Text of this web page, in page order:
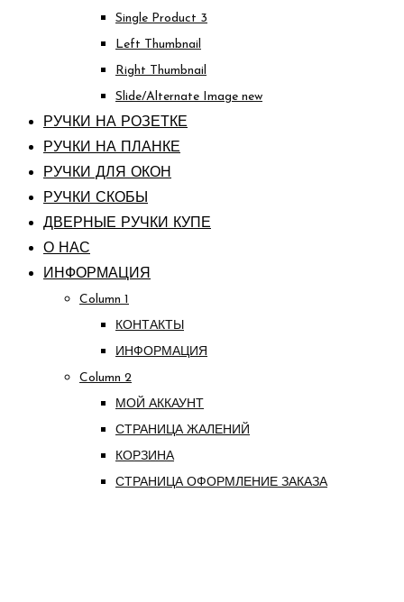
Single Product 3
Left Thumbnail
Right Thumbnail
Slide/Alternate Image new
РУЧКИ НА РОЗЕТКЕ
РУЧКИ НА ПЛАНКЕ
РУЧКИ ДЛЯ ОКОН
РУЧКИ СКОБЫ
ДВЕРНЫЕ РУЧКИ КУПЕ
О НАС
ИНФОРМАЦИЯ
Column 1
КОНТАКТЫ
ИНФОРМАЦИЯ
Column 2
МОЙ АККАУНТ
СТРАНИЦА ЖАЛЕНИЙ
КОРЗИНА
СТРАНИЦА ОФОРМЛЕНИЕ ЗАКАЗА